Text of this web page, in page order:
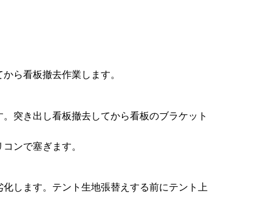
ら看板撤去作業します。
突き出し看板撤去してから看板のブラケット
ンで塞ぎます。
します。テント生地張替えする前にテント上